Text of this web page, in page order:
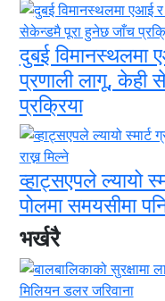
दुबई विमानस्थलमा
प्रणाली लागू, केही
प्रक्रिया
व्हाट्सएपले ल्यायो
पोलमा समयसीमा
भर्खरै